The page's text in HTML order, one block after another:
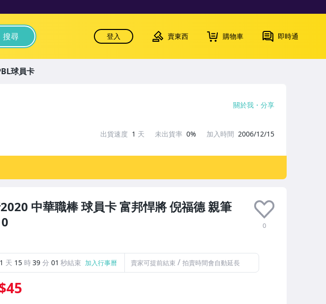
搜尋 登入 賣東西 購物車 即時通
中華職棒 球員卡 富邦悍將 倪福德 親筆
0
天 15 時39 分 00 秒結束 加入行事曆 賣家可提前結束 / 拍賣時間會自動延長
關於我 分享
出貨速度 1 天 未出貨率 0% 加入時間 2006/12/15
球員卡